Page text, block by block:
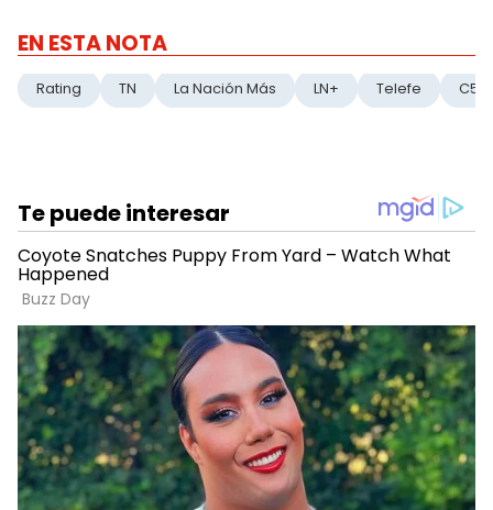
EN ESTA NOTA
Rating TN La Nación Más LN+ Telefe C5N